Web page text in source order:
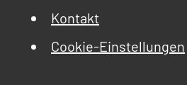
Kontakt
Cookie-Einstellungen